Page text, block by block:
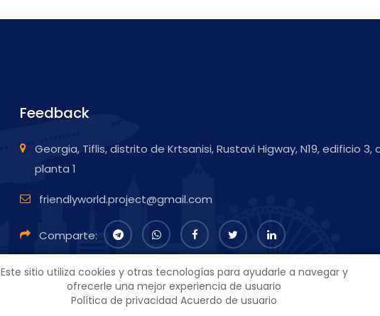
Feedback
Georgia, Tiflis, distrito de Krtsanisi, Rustavi Higway, N19, edificio 3,
planta 1
friendlyworld.project@gmail.com
Comparte:
Este sitio utiliza cookies y otras tecnologías para ayudarle a navegar y
ofrecerle una mejor experiencia de usuario
Política de privacidad Acuerdo de usuario